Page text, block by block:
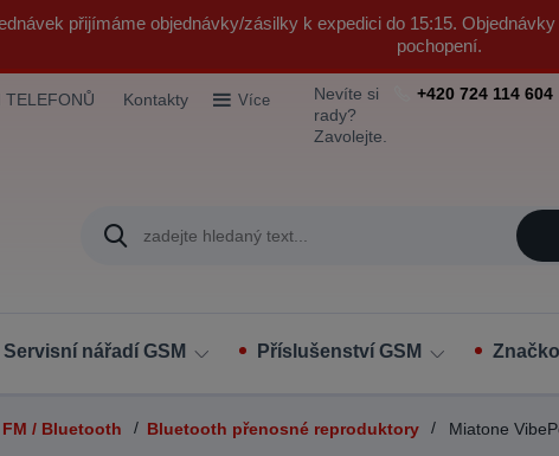
přijímáme objednávky/zásilky k expedici do 15:15.
pochopení.
TELEFONŮ Kontakty Více
Nevíte si
rady?
Zavolejte.
+420 724 114 604
Servisní nářadí GSM Příslušenství GSM
/ Bluetooth Bluetooth přenosné reproduktory Miatone